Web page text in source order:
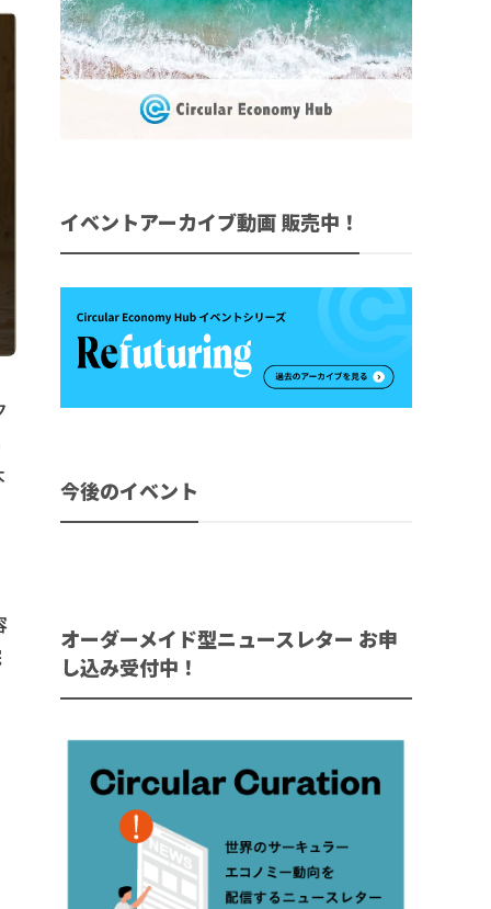
イベントアーカイブ動画 販売中！
今後のイベント
オーダーメイド型ニュースレター お申
し込み受付中！